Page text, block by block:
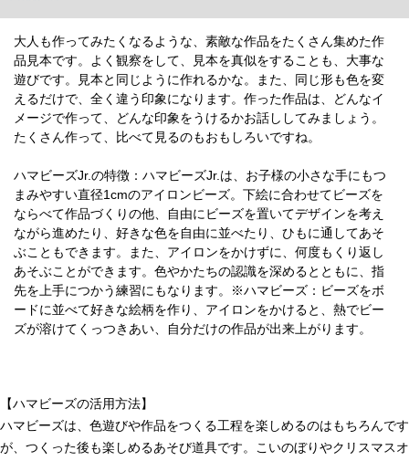
大人も作ってみたくなるような、素敵な作品をたくさん集めた作
品見本です。よく観察をして、見本を真似をすることも、大事な
遊びです。見本と同じように作れるかな。また、同じ形も色を変
えるだけで、全く違う印象になります。作った作品は、どんなイ
メージで作って、どんな印象をうけるかお話ししてみましょう。
たくさん作って、比べて見るのもおもしろいですね。
ハマビーズJr.の特徴：ハマビーズJr.は、お子様の小さな手にもつ
まみやすい直径1cmのアイロンビーズ。下絵に合わせてビーズを
ならべて作品づくりの他、自由にビーズを置いてデザインを考え
ながら進めたり、好きな色を自由に並べたり、ひもに通してあそ
ぶこともできます。また、アイロンをかけずに、何度もくり返し
あそぶことができます。色やかたちの認識を深めるとともに、指
先を上手につかう練習にもなります。※ハマビーズ：ビーズをボ
ードに並べて好きな絵柄を作り、アイロンをかけると、熱でビー
ズが溶けてくっつきあい、自分だけの作品が出来上がります。
【ハマビーズの活用方法】
ハマビーズは、色遊びや作品をつくる工程を楽しめるのはもちろんです
が、つくった後も楽しめるあそび道具です。こいのぼりやクリスマスオ